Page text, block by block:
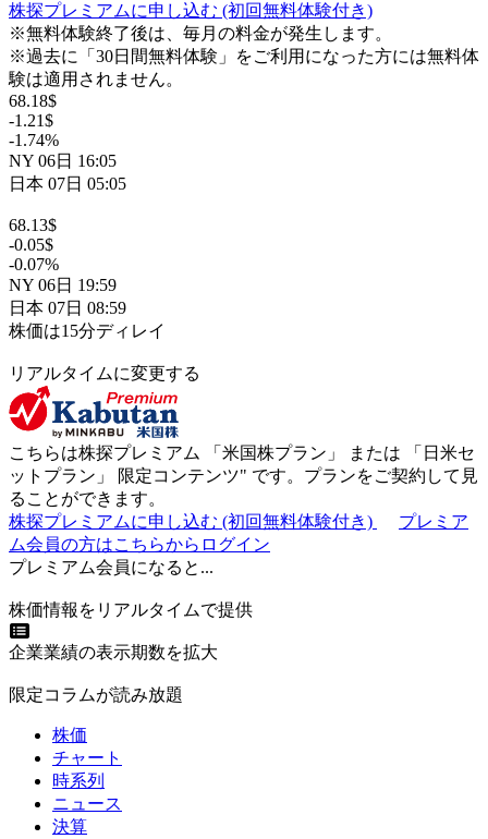
株探プレミアムに申し込む (初回無料体験付き)
※無料体験終了後は、毎月の料金が発生します。
※過去に「30日間無料体験」をご利用になった方には無料体
験は適用されません。
68.18$
-1.21$
-1.74%
NY 06日 16:05
日本 07日 05:05
68.13$
-0.05$
-0.07%
NY 06日 19:59
日本 07日 08:59
株価は15分ディレイ
リアルタイムに変更する
こちらは株探プレミアム 「 米国株プラン 」 または 「 日米セ
ットプラン 」 限定コンテンツ" です。プランをご契約して見
ることができます。
株探プレミアムに申し込む (初回無料体験付き)
プレミア
ム会員の方はこちらからログイン
プレミアム会員になると...
株価情報をリアルタイムで提供
企業業績の表示期数を拡大
限定コラムが読み放題
株価
チャート
時系列
ニュース
決算